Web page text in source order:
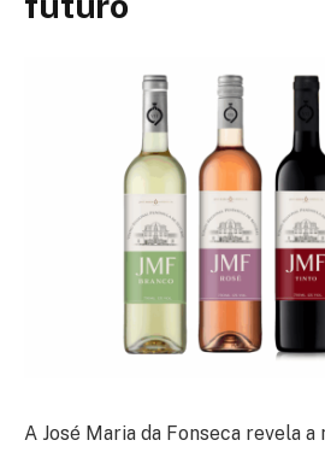
A José Maria da Fonseca revela a